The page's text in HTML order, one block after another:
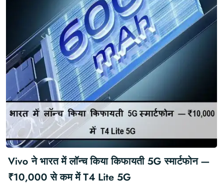
Vivo ने भारत में लॉन्च किया किफायती 5G स्मार्टफोन —
₹10,000 से कम में T4 Lite 5G